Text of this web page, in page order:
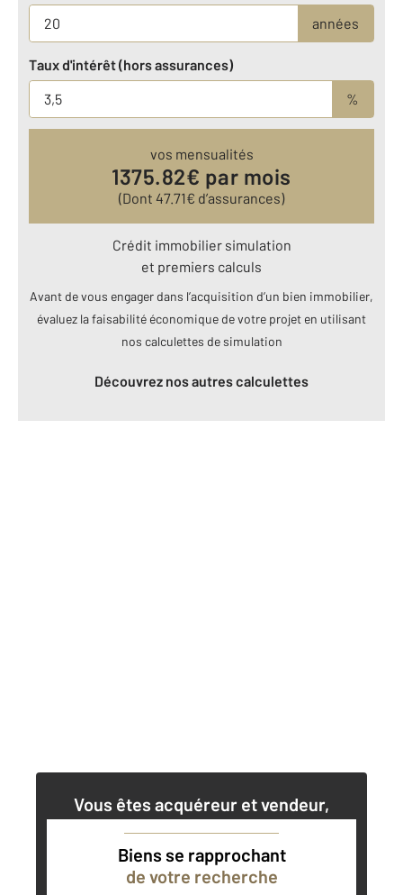
années
Taux d'intérêt (hors assurances)
%
vos mensualités
1375.82€ par mois
(Dont 47.71€ d’assurances)
Crédit immobilier simulation
et premiers calculs
Avant de vous engager dans l’acquisition d’un bien immobilier,
évaluez la faisabilité économique de votre projet en utilisant
nos calculettes de simulation
Découvrez nos autres calculettes
Vous êtes acquéreur et vendeur,
Contacter l'agence
Biens se rapprochant
de votre recherche